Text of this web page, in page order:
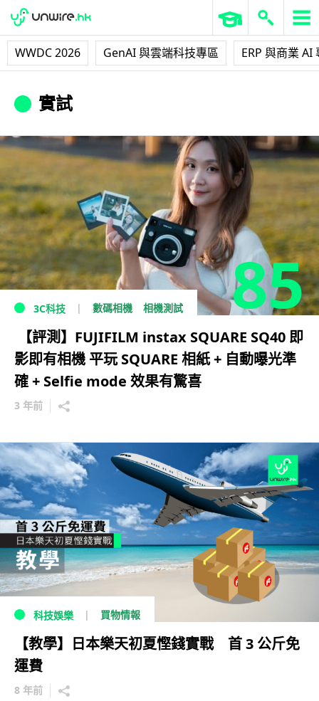
WWDC 2026 GenAI 與雲端科技專區 ERP 與商業 AI
實試
85
3C科技 數碼相機 相機測試
【評測】FUJIFILM instax SQUARE SQ40 即
影即有相機 平玩 SQUARE 相紙 + 自動曝光準
確 + Selfie mode 效果有驚喜
3 年前
科技娛樂 買物情報
【教學】日本樂天初夏慳錢實戰 首 3 公斤免
運費
8 年前